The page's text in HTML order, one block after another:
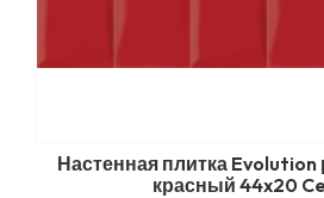
Настенная плитка
красный 44x20